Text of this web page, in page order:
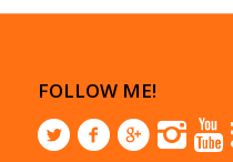
FOLLOW ME!